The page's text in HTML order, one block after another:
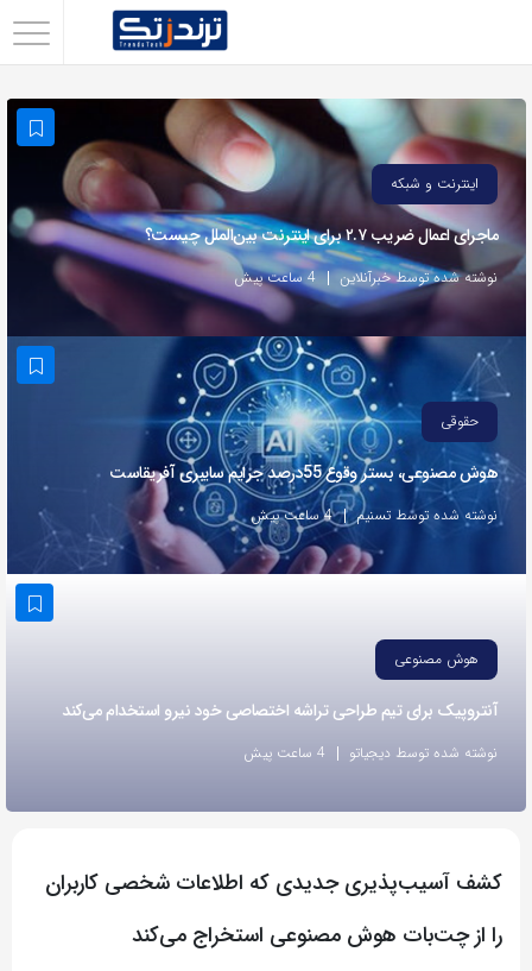
با
استفاده
روش‌های
زیر
می‌توانید
این
صفحه
دوستان
خود
اشتراک
لینک
اینترنت و شبکه
ماجرای اعمال ضریب ۲.۷ برای اینترنت بین‌الملل چیست؟
نوشته شده توسط خبرآنلاین 4 ساعت پیش
حقوقی
هوش مصنوعی، بستر وقوع 55درصد جرایم سایبری آفریقاست
نوشته شده توسط تسنیم 4 ساعت پیش
هوش مصنوعی
آنتروپیک برای تیم طراحی تراشه اختصاصی خود نیرو استخدام می‌کند
نوشته شده توسط دیجیاتو 4 ساعت پیش
کشف آسیب‌پذیری جدیدی که اطلاعات شخصی کاربران
را از چت‌بات هوش مصنوعی استخراج می‌کند